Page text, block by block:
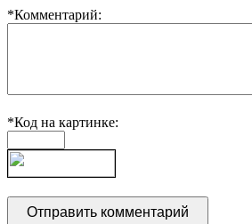
*Комментарий:
*Код на картинке: